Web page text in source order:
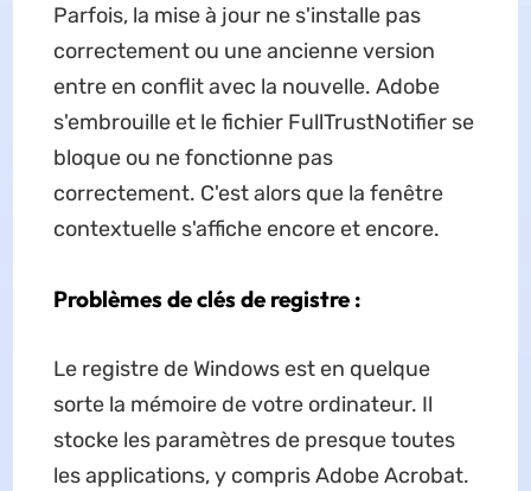
Parfois, la mise à jour ne s'installe pas
correctement ou une ancienne version
entre en conflit avec la nouvelle. Adobe
s'embrouille et le fichier FullTrustNotifier se
bloque ou ne fonctionne pas
correctement. C'est alors que la fenêtre
contextuelle s'affiche encore et encore.
Problèmes de clés de registre :
Le registre de Windows est en quelque
sorte la mémoire de votre ordinateur. Il
stocke les paramètres de presque toutes
les applications, y compris Adobe Acrobat.